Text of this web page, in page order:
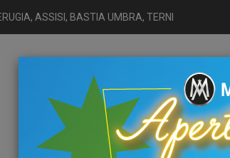
ASSISI, BASTIA UMBRA, TERNI
HOME USATO